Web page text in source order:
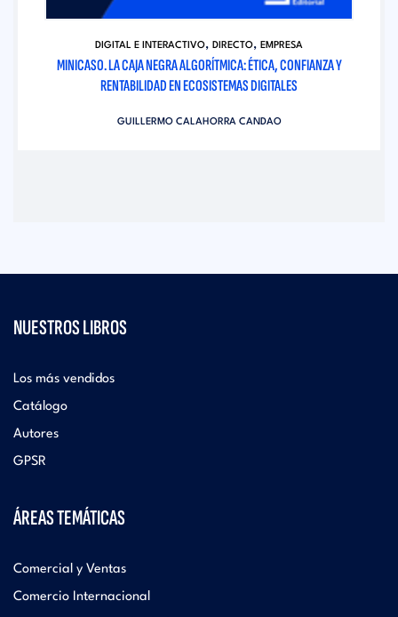
DIGITAL E INTERACTIVO, DIRECTO, EMPRESA
MINICASO. LA CAJA NEGRA ALGORÍTMICA: ÉTICA, CONFIANZA Y
RENTABILIDAD EN ECOSISTEMAS DIGITALES
GUILLERMO CALAHORRA CANDAO
NUESTROS LIBROS
Los más vendidos
Catálogo
Autores
GPSR
ÁREAS TEMÁTICAS
Comercial y Ventas
Comercio Internacional